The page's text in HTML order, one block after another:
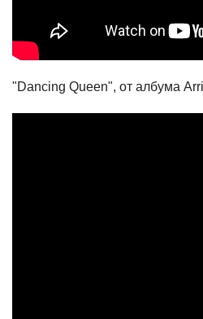
"Dancing Queen", от албума